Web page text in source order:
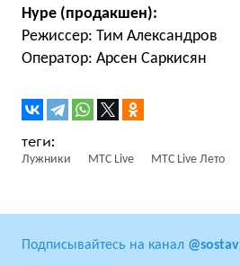
Hype (продакшен):
Режиссер: Тим Александров
Оператор: Арсен Саркисян
Лужники МТС Live МТС Live Лето
Подписывайтесь на канал @sostav